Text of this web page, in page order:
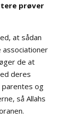
prøver
at sådan
associationer
de at
deres
og
så Allahs